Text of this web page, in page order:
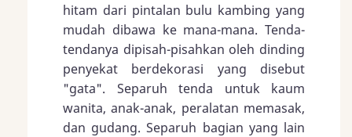
hitam dari pintalan bulu kambing yang
mudah dibawa ke mana-mana. Tenda-
tendanya dipisah-pisahkan oleh dinding
penyekat berdekorasi yang disebut
"gata". Separuh tenda untuk kaum
wanita, anak-anak, peralatan memasak,
dan gudang. Separuh bagian yang lain